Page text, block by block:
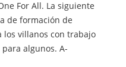
For All. La siguiente
de formación de
los villanos con trabajo
algunos. A-